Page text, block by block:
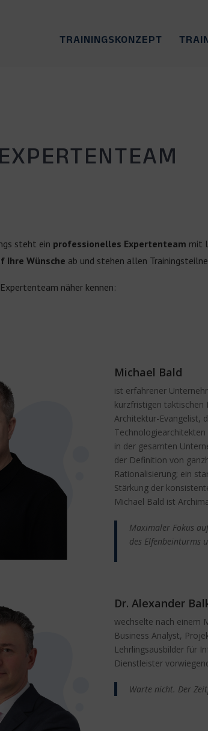
TRAININGSKONZEPT
steht ein professionelles Expertenteam mit
Ihre Wünsche ab und stehen allen
näher kennen:
Michael Bald
ist erfahrener
kurzfristigen taktischen
Architektur-Evangelist,
in der gesamten
der Definition von
Rationalisierung; ein
Stärkung der
Michael Bald ist
Maximaler Fokus
des Elfenbeinturms
Dr. Alexander
wechselte nach einem
Business Analyst,
Lehrlingsausbilder für
Dienstleister
Warte nicht. Der